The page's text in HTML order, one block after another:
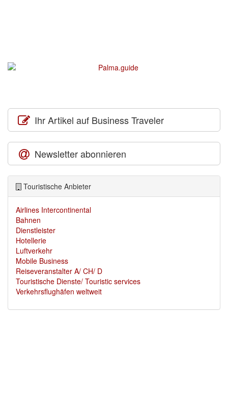
Ihr Artikel auf Business Traveler
Newsletter abonnieren
Touristische Anbieter
Airlines Intercontinental
Bahnen
Dienstleister
Hotellerie
Luftverkehr
Mobile Business
Reiseveranstalter A/ CH/ D
Touristische Dienste/ Touristic services
Verkehrsflughäfen weltweit